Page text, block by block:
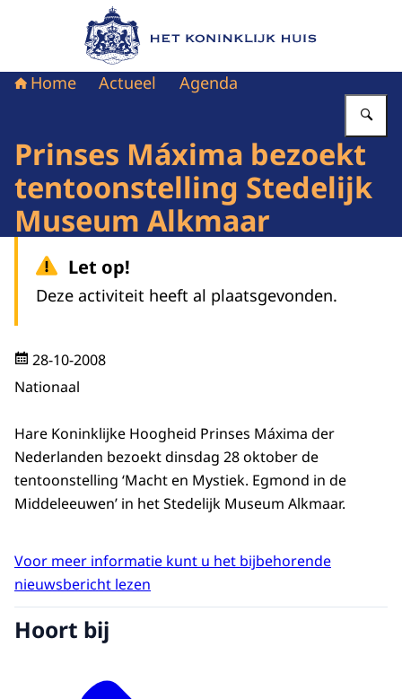
Naar de homepage van Het Koninklijk Huis
Home Actueel Agenda
Prinses Máxima bezoekt
tentoonstelling Stedelijk
Museum Alkmaar
Let op!
Deze activiteit heeft al plaatsgevonden.
28-10-2008
Nationaal
Hare Koninklijke Hoogheid Prinses Máxima der
Nederlanden bezoekt dinsdag 28 oktober de
tentoonstelling ‘Macht en Mystiek. Egmond in de
Middeleeuwen’ in het Stedelijk Museum Alkmaar.
Voor meer informatie kunt u het bijbehorende
nieuwsbericht lezen
Hoort bij